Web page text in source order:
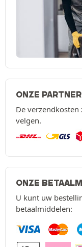
ONZE
De
velgen.
ONZE
U kunt uw
betaalmiddelen: